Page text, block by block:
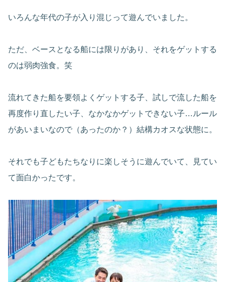
いろんな年代の子が入り混じって遊んでいました。
ただ、ベースとなる船には限りがあり、それをゲットする
のは弱肉強食。笑
流れてきた船を要領よくゲットする子、試しで流した船を
再度作り直したい子、なかなかゲットできない子…ルール
があいまいなので（あったのか？）結構カオスな状態に。
それでも子どもたちなりに楽しそうに遊んでいて、見てい
て面白かったです。